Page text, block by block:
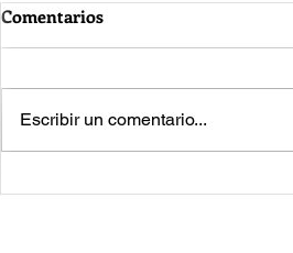
Comentarios
Escribir un comentario...